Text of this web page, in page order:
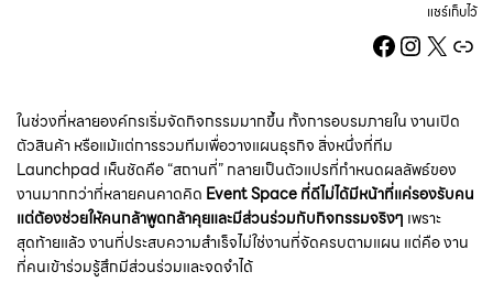
แชร์เก็บไว้
Facebook
X
ในช่วงที่หลายองค์กรเริ่มจัดกิจกรรมมากขึ้น ทั้งการอบรมภายใน งานเปิด
ตัวสินค้า หรือแม้แต่การรวมทีมเพื่อวางแผนธุรกิจ สิ่งหนึ่งที่ทีม
Launchpad เห็นชัดคือ “สถานที่” กลายเป็นตัวแปรที่กำหนดผลลัพธ์ของ
งานมากกว่าที่หลายคนคาดคิด Event Space ที่ดีไม่ได้มีหน้าที่แค่รองรับคน
แต่ต้องช่วยให้คนกล้าพูดกล้าคุยและมีส่วนร่วมกับกิจกรรมจริงๆ เพราะ
สุดท้ายแล้ว งานที่ประสบความสำเร็จไม่ใช่งานที่จัดครบตามแผน แต่คือ งาน
ที่คนเข้าร่วมรู้สึกมีส่วนร่วมและจดจำได้